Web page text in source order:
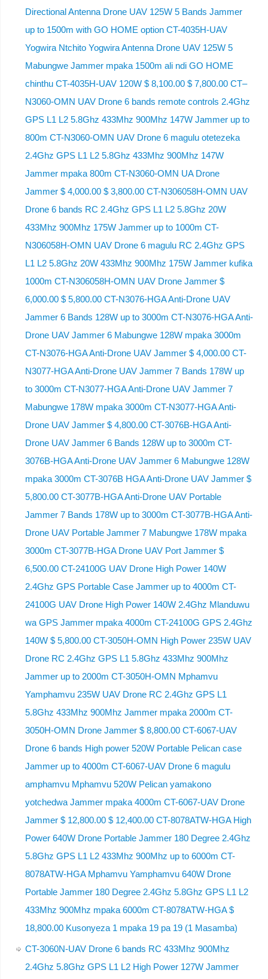
Directional Antenna Drone UAV 125W 5 Bands Jammer
up to 1500m with GO HOME option CT-4035H-UAV
Yogwira Ntchito Yogwira Antenna Drone UAV 125W 5
Mabungwe Jammer mpaka 1500m ali ndi GO HOME
chinthu CT-4035H-UAV 120W $ 8,100.00 $ 7,800.00 CT–
N3060-OMN UAV Drone 6 bands remote controls 2.4Ghz
GPS L1 L2 5.8Ghz 433Mhz 900Mhz 147W Jammer up to
800m CT-N3060-OMN UAV Drone 6 magulu otetezeka
2.4Ghz GPS L1 L2 5.8Ghz 433Mhz 900Mhz 147W
Jammer mpaka 800m CT-N3060-OMN UA Drone
Jammer $ 4,000.00 $ 3,800.00 CT-N306058H-OMN UAV
Drone 6 bands RC 2.4Ghz GPS L1 L2 5.8Ghz 20W
433Mhz 900Mhz 175W Jammer up to 1000m CT-
N306058H-OMN UAV Drone 6 magulu RC 2.4Ghz GPS
L1 L2 5.8Ghz 20W 433Mhz 900Mhz 175W Jammer kufika
1000m CT-N306058H-OMN UAV Drone Jammer $
6,000.00 $ 5,800.00 CT-N3076-HGA Anti-Drone UAV
Jammer 6 Bands 128W up to 3000m CT-N3076-HGA ​​Anti-
Drone UAV Jammer 6 Mabungwe 128W mpaka 3000m
CT-N3076-HGA ​​Anti-Drone UAV Jammer $ 4,000.00 CT-
N3077-HGA Anti-Drone UAV Jammer 7 Bands 178W up
to 3000m CT-N3077-HGA Anti-Drone UAV Jammer 7
Mabungwe 178W mpaka 3000m CT-N3077-HGA Anti-
Drone UAV Jammer $ 4,800.00 CT-3076B-HGA Anti-
Drone UAV Jammer 6 Bands 128W up to 3000m CT-
3076B-HGA Anti-Drone UAV Jammer 6 Mabungwe 128W
mpaka 3000m CT-3076B HGA Anti-Drone UAV Jammer $
5,800.00 CT-3077B-HGA Anti-Drone UAV Portable
Jammer 7 Bands 178W up to 3000m CT-3077B-HGA Anti-
Drone UAV Portable Jammer 7 Mabungwe 178W mpaka
3000m CT-3077B-HGA Drone UAV Port Jammer $
6,500.00 CT-24100G UAV Drone High Power 140W
2.4Ghz GPS Portable Case Jammer up to 4000m CT-
24100G UAV Drone High Power 140W 2.4Ghz Mlanduwu
wa GPS Jammer mpaka 4000m CT-24100G GPS 2.4Ghz
140W $ 5,800.00 CT-3050H-OMN High Power 235W UAV
Drone RC 2.4Ghz GPS L1 5.8Ghz 433Mhz 900Mhz
Jammer up to 2000m CT-3050H-OMN Mphamvu
Yamphamvu 235W UAV Drone RC 2.4Ghz GPS L1
5.8Ghz 433Mhz 900Mhz Jammer mpaka 2000m CT-
3050H-OMN Drone Jammer $ 8,800.00 CT-6067-UAV
Drone 6 bands High power 520W Portable Pelican case
Jammer up to 4000m CT-6067-UAV Drone 6 magulu
amphamvu Mphamvu 520W Pelican yamakono
yotchedwa Jammer mpaka 4000m CT-6067-UAV Drone
Jammer $ 12,800.00 $ 12,400.00 CT-8078ATW-HGA High
Power 640W Drone Portable Jammer 180 Degree 2.4Ghz
5.8Ghz GPS L1 L2 433Mhz 900Mhz up to 6000m CT-
8078ATW-HGA Mphamvu Yamphamvu 640W Drone
Portable Jammer 180 Degree 2.4Ghz 5.8Ghz GPS L1 L2
433Mhz 900Mhz mpaka 6000m CT-8078ATW-HGA $
18,800.00 Kusonyeza 1 mpaka 19 pa 19 (1 Masamba)
CT-3060N-UAV Drone 6 bands RC 433Mhz 900Mhz
2.4Ghz 5.8Ghz GPS L1 L2 High Power 127W Jammer